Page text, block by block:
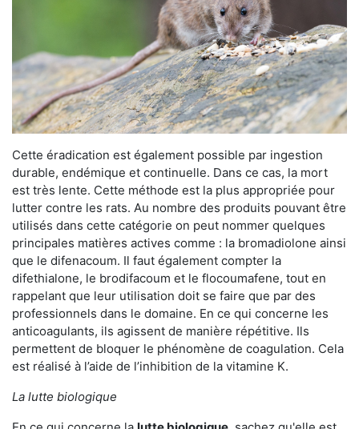
Cette éradication est également possible par ingestion
durable, endémique et continuelle. Dans ce cas, la mort
est très lente. Cette méthode est la plus appropriée pour
lutter contre les rats. Au nombre des produits pouvant être
utilisés dans cette catégorie on peut nommer quelques
principales matières actives comme : la bromadiolone ainsi
que le difenacoum. Il faut également compter la
difethialone, le brodifacoum et le flocoumafene, tout en
rappelant que leur utilisation doit se faire que par des
professionnels dans le domaine. En ce qui concerne les
anticoagulants, ils agissent de manière répétitive. Ils
permettent de bloquer le phénomène de coagulation. Cela
est réalisé à l’aide de l’inhibition de la vitamine K.
La lutte biologique